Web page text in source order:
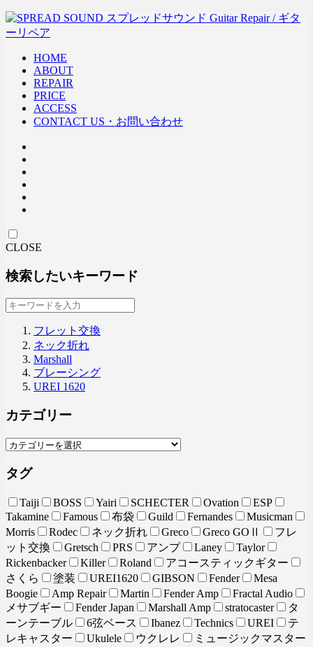
HOME
ABOUT
REPAIR
PRICE
ACCESS
CONTACT US・お問い合わせ
CLOSE
検索したいキーワード
フレット交換
ネック折れ
Marshall
ブレーシング
UREI 1620
カテゴリー
タグ
Taiji BOSS Yairi SCHECTER Ovation
ESP
Takamine
Famous 布袋 Guild Fernandes
Musicman
Morris
Rodec ネック折れ Greco Greco GOⅡ
フレ
ット交換
Gretsch PRS アンプ Laney
Taylor
Rickenbacker
Killer Roland
アコースティックギター
さくら
塗装 UREI1620 GIBSON Fender
Mesa
Boogie
Amp Repair Martin Fender Amp
Fractal Audio
メサブギー
Fender Japan Marshall Amp stratocaster
タ
ーンテーブル
6弦ベース Ibanez Technics UREI
テ
レキャスター
Ukulele ウクレレ
ミュージックマスター